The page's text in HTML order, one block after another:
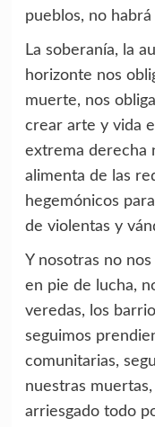
pueblos, no
La soberanía, la
horizonte nos
muerte, nos
crear arte y vida
extrema derecha
alimenta de las
hegemónicos
de violentas y
Y nosotras no
en pie de lucha,
veredas, los
seguimos
comunitarias,
nuestras
arriesgado todo